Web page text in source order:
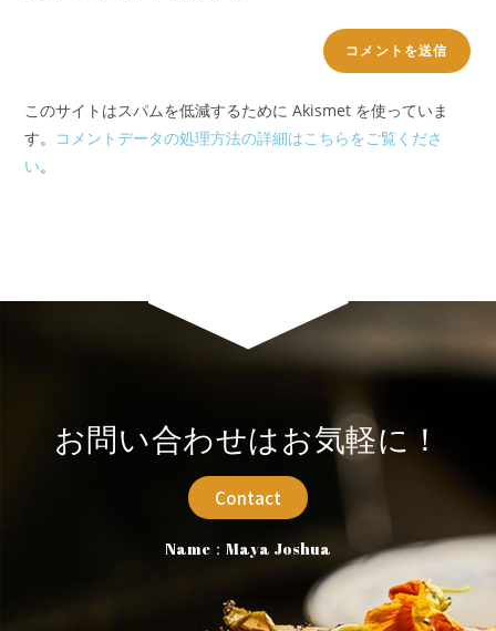
このサイトはスパムを低減するために Akismet を使っていま
す。 コメントデータの処理方法の詳細はこちらをご覧くださ
い。
お問い合わせはお気軽に！
Contact
Name：Maya Joshua